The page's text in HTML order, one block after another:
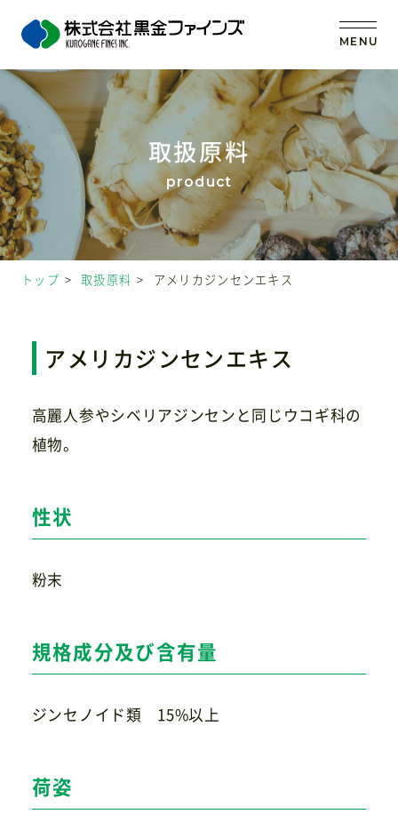
MENU
トップ
当社の強み
事業内容
取扱原料
取扱原料
トップ 取扱原料 アメリカジンセンエキス
アメリカジンセンエキス
高麗人参やシベリアジンセンと同じウコギ科の
植物。
性状
粉末
規格成分及び含有量
ジンセノイド類 15%以上
荷姿